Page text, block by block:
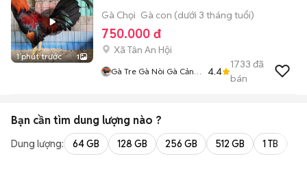
1 phút trước 1
Gà Chọi Gà con (dưới 3 tháng tuổi)
750.000 đ
Xã Tân An Hội
Gà Tre Gà Nòi Gà Cảnh
4.4
1733 đã
bán
Bạn cần tìm dung lượng nào ?
Dung lượng: 64 GB 128 GB 256 GB 512 GB 1 TB